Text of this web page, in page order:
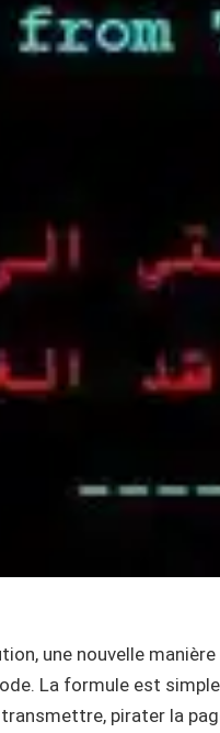
une nouvelle
La formule est
pirater la